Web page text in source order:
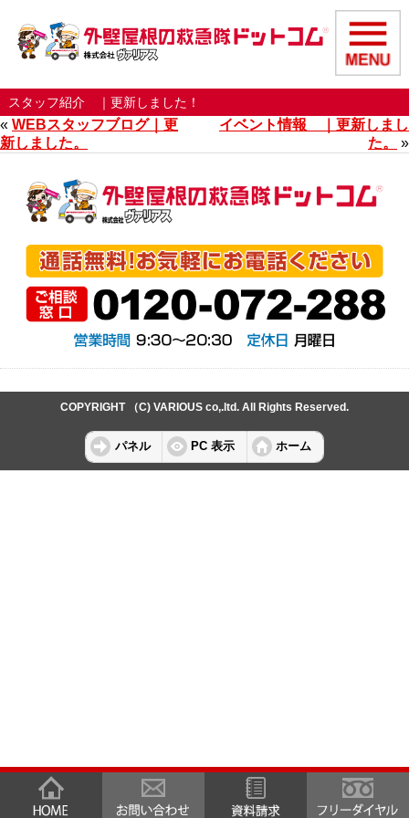
スタッフ紹介 ｜更新しました！
« WEBスタッフブログ｜更
新しました。
イベント情報 ｜更新しまし
た。
»
COPYRIGHT （C) VARIOUS co,.ltd. All Rights Reserved.
パネル PC 表示 ホーム